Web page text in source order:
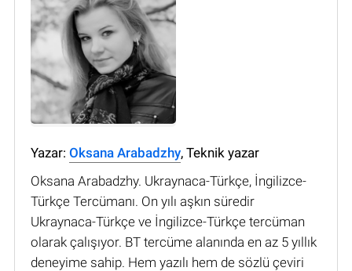
Yazar: Oksana Arabadzhy, Teknik yazar
Oksana Arabadzhy. Ukraynaca-Türkçe, İngilizce-
Türkçe Tercümanı. On yılı aşkın süredir
Ukraynaca-Türkçe ve İngilizce-Türkçe tercüman
olarak çalışıyor. BT tercüme alanında en az 5 yıllık
deneyime sahip. Hem yazılı hem de sözlü çeviri